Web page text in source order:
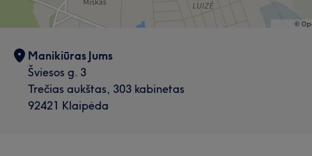
Manikiūras Jums
Šviesos g. 3
Trečias aukštas, 303 kabinetas
92421 Klaipėda